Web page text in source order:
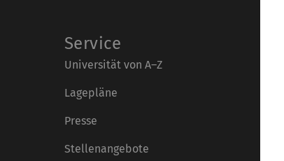
Service
Universität von A–Z
Lagepläne
Presse
Stellenangebote